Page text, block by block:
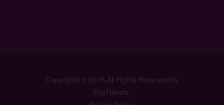
Copyrights © 2018 All Rights Reserved by
ExpTravels.